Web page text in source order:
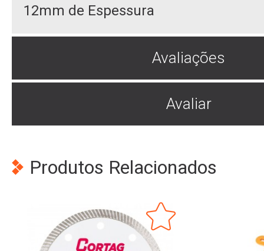
12mm de Espessura
Avaliações
Avaliar
Produtos Relacionados